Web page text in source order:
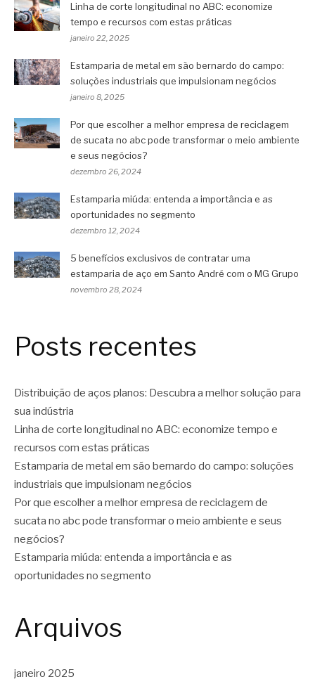
Linha de corte longitudinal no ABC: economize
tempo e recursos com estas práticas
janeiro 22, 2025
Estamparia de metal em são bernardo do campo:
soluções industriais que impulsionam negócios
janeiro 8, 2025
Por que escolher a melhor empresa de reciclagem
de sucata no abc pode transformar o meio ambiente
e seus negócios?
dezembro 26, 2024
Estamparia miúda: entenda a importância e as
oportunidades no segmento
dezembro 12, 2024
5 benefícios exclusivos de contratar uma
estamparia de aço em Santo André com o MG Grupo
novembro 28, 2024
Posts recentes
Distribuição de aços planos: Descubra a melhor solução para
sua indústria
Linha de corte longitudinal no ABC: economize tempo e
recursos com estas práticas
Estamparia de metal em são bernardo do campo: soluções
industriais que impulsionam negócios
Por que escolher a melhor empresa de reciclagem de
sucata no abc pode transformar o meio ambiente e seus
negócios?
Estamparia miúda: entenda a importância e as
oportunidades no segmento
Arquivos
janeiro 2025